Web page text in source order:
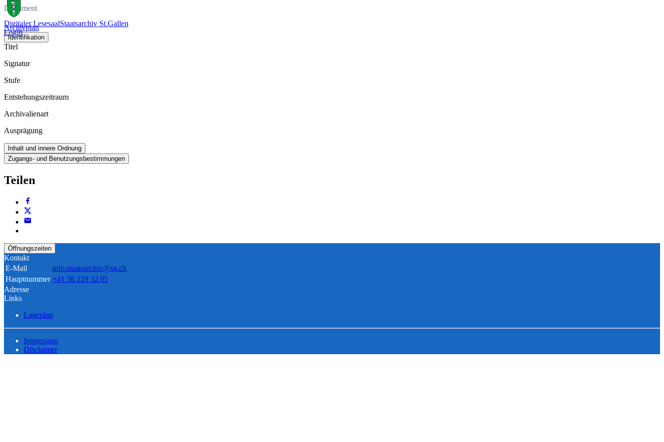
Digitaler LesesaalStaatsarchiv St.Gallen
Login
Dokument
Archivplan
Identifikation
Titel
Signatur
Stufe
Entstehungszeitraum
Archivalienart
Ausprägung
Inhalt und innere Ordnung
Zugangs- und Benutzungsbestimmungen
Teilen
Öffnungszeiten
Kontakt
E-Mail
info.staatsarchiv@sg.ch
Hauptnummer +41 58 229 32 05
Adresse
Links
Lageplan
Impressum
Disclaimer